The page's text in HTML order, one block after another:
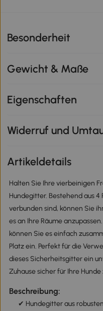
Besonderheit
Gewicht & Maße
Eigenschaften
Widerruf und
Artikeldetails
Halten Sie Ihre vierbeinigen
Hundegitter. Bestehend aus
verbunden sind, können Sie
es an Ihre Räume
können Sie es einfach
Platz ein. Perfekt für die
dieses Sicherheitsgitter ein
Zuhause sicher für Ihre Hunde
Beschreibung:
✔ Hundegitter aus